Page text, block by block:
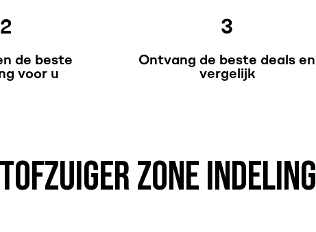
2
de beste
voor u
3
Ontvang de beste deals en
vergelijk
ZONE INDELING